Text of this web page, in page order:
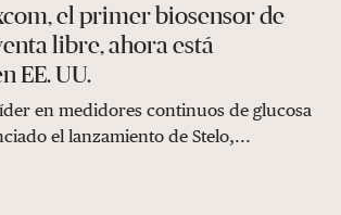
el primer biosensor de
libre, ahora está
EE. UU.
en medidores continuos de glucosa
el lanzamiento de Stelo,...